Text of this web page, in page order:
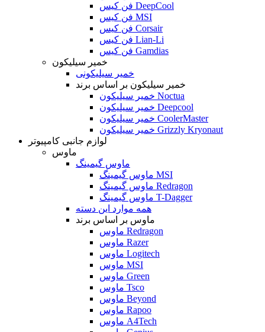
فن کیس DeepCool
فن کیس MSI
فن کیس Corsair
فن کیس Lian-Li
فن کیس Gamdias
خمیر سیلیکون
خمیر سیلیکونی
خمیر سیلیکون بر اساس برند
خمیر سیلیکون Noctua
خمیر سیلیکون Deepcool
خمیر سیلیکون CoolerMaster
خمیر سیلیکون Grizzly Kryonaut
لوازم جانبی کامپیوتر
ماوس
ماوس گیمینگ
ماوس گیمینگ MSI
ماوس گیمینگ Redragon
ماوس گیمینگ T-Dagger
همه موارد این دسته
ماوس بر اساس برند
ماوس Redragon
ماوس Razer
ماوس Logitech
ماوس MSI
ماوس Green
ماوس Tsco
ماوس Beyond
ماوس Rapoo
ماوس A4Tech